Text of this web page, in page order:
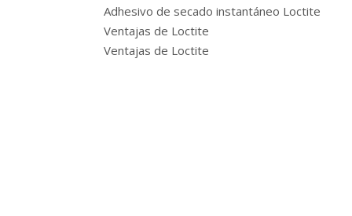
Adhesivo de secado instantáneo Loctite
Ventajas de Loctite
Ventajas de Loctite